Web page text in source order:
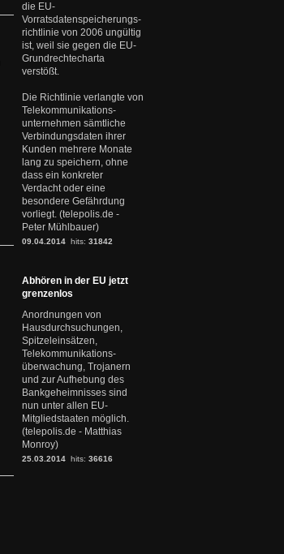
die EU-
Vorratsdatenspeicherungs-
richtlinie von 2006 ungültig
ist, weil sie gegen die EU-
Grundrechtecharta
verstößt.
Die Richtlinie verlangte von
Telekommunikations-
unternehmen sämtliche
Verbindungsdaten ihrer
Kunden mehrere Monate
lang zu speichern, ohne
dass ein konkreter
Verdacht oder eine
besondere Gefährdung
vorliegt. (telepolis.de -
Peter Mühlbauer)
09.04.2014 hits: 31842
Abhören in der EU jetzt
grenzenlos
Anordnungen von
Hausdurchsuchungen,
Spitzeleinsätzen,
Telekommunikations-
überwachung, Trojanern
und zur Aufhebung des
Bankgeheimnisses sind
nun unter allen EU-
Mitgliedstaaten möglich.
(telepolis.de - Matthias
Monroy)
25.03.2014 hits: 36616